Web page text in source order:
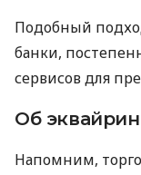
Подобный
банки,
сервисов для
Об
Напомним,